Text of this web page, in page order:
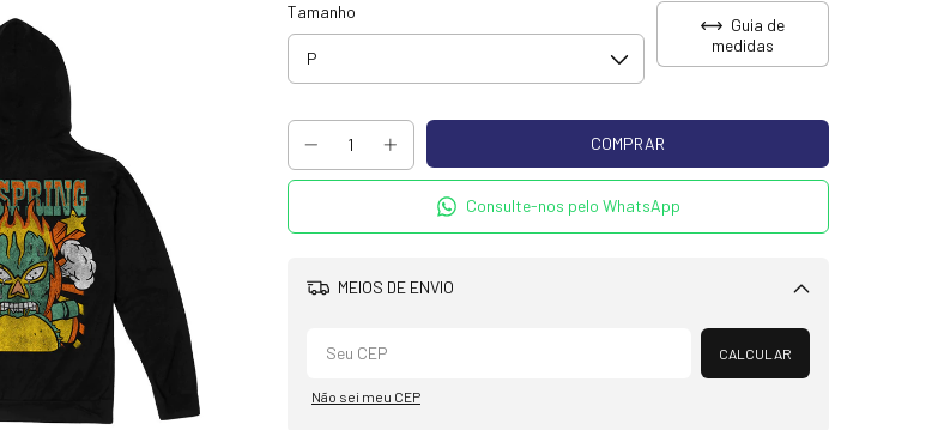
Tamanho
Guia de
medidas
Consulte-nos pelo WhatsApp
MEIOS DE ENVIO
Alterar CEP
CALCULAR
Não sei meu CEP